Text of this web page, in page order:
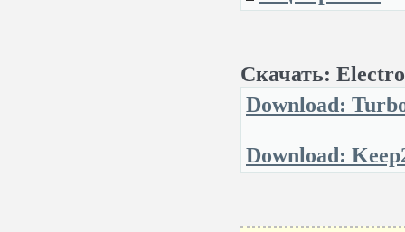
Скачать:
Download:
Download: